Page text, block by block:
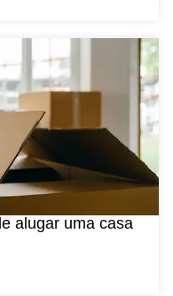
alugar uma casa